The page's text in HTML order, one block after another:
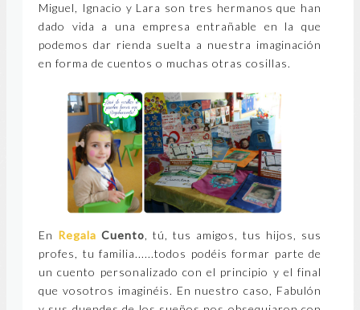
Miguel, Ignacio y Lara son tres hermanos que han
dado vida a una empresa entrañable en la que
podemos dar rienda suelta a nuestra imaginación
en forma de cuentos o muchas otras cosillas.
En Regala Cuento, tú, tus amigos, tus hijos, sus
profes, tu familia......todos podéis formar parte de
un cuento personalizado con el principio y el final
que vosotros imaginéis. En nuestro caso, Fabulón